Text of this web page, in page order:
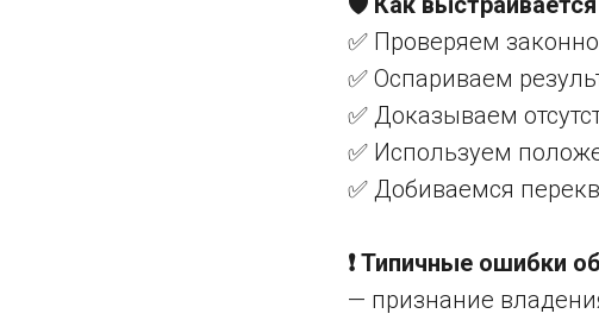
✅ Проверяем
✅ Оспариваем
✅ Доказываем
✅ Используем
✅ Добиваемся
❗ Типичные ошибки
— признание